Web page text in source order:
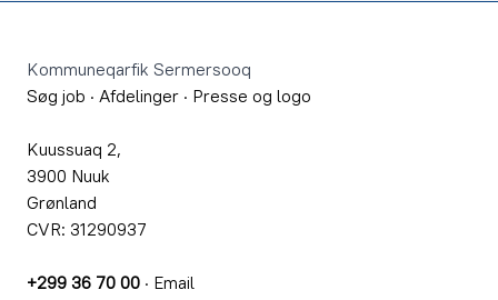
Kommuneqarfik Sermersooq
Søg job · Afdelinger · Presse og logo
Kuussuaq 2,
3900 Nuuk
Grønland
CVR: 31290937
+299 36 70 00 · Email